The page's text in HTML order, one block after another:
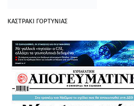
ΚΑΣΤΡΑΚΙ ΓΟΡΤΥΝΙΑΣ